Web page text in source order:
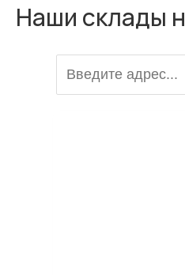
Наши склады